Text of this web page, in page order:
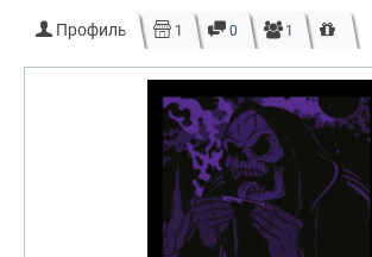
Профиль 1 0 1